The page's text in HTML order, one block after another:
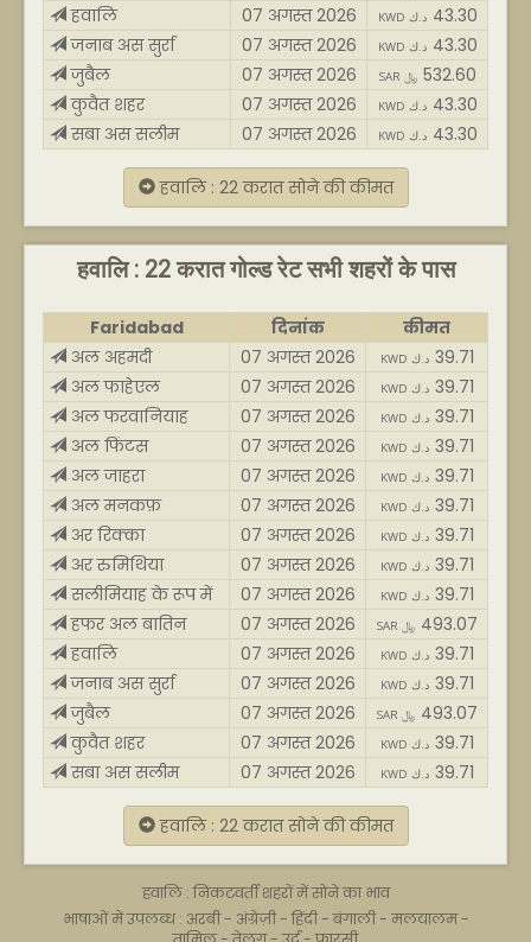
हवालि
07 अगस्त 2026 KWD د.ك 43.30
जनाब अस सुर्रा
07 अगस्त 2026 KWD د.ك 43.30
जुबैल
07 अगस्त 2026 SAR ﷼ 532.60
कुवैत शहर
07 अगस्त 2026 KWD د.ك 43.30
सबा अस सलीम
07 अगस्त 2026 KWD د.ك 43.30
हवालि : 22 करात सोने की कीमत
हवालि : 22 करात गोल्ड रेट सभी शहरों के पास
Faridabad दिनांक
कीमत
अल अहमदी
07 अगस्त 2026 KWD د.ك 39.71
अल फाहेएल
07 अगस्त 2026 KWD د.ك 39.71
अल फरवानियाह
07 अगस्त 2026 KWD د.ك 39.71
अल फिंटस
07 अगस्त 2026 KWD د.ك 39.71
अल जाहरा
07 अगस्त 2026 KWD د.ك 39.71
अल मनकफ़
07 अगस्त 2026 KWD د.ك 39.71
अर रिक्का
07 अगस्त 2026 KWD د.ك 39.71
अर रुमिथिया
07 अगस्त 2026 KWD د.ك 39.71
सलीमियाह के रूप में
07 अगस्त 2026 KWD د.ك 39.71
हफर अल बातिन
07 अगस्त 2026 SAR ﷼ 493.07
हवालि
07 अगस्त 2026 KWD د.ك 39.71
जनाब अस सुर्रा
07 अगस्त 2026 KWD د.ك 39.71
जुबैल
07 अगस्त 2026 SAR ﷼ 493.07
कुवैत शहर
07 अगस्त 2026 KWD د.ك 39.71
सबा अस सलीम
07 अगस्त 2026 KWD د.ك 39.71
हवालि : 22 करात सोने की कीमत
हवालि : निकटवर्ती शहरों में सोने का भाव
भाषाओं में उपलब्ध : अरबी- अंग्रेज़ी-हिंदी-बंगाली- मलयालम-